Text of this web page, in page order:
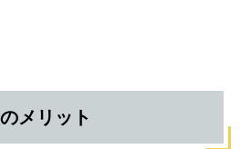
メリット